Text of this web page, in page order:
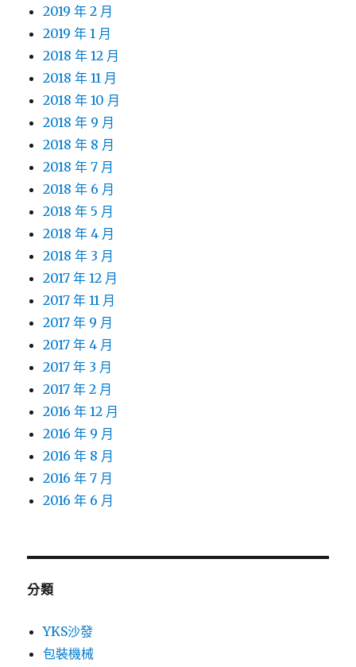
2019 年 2 月
2019 年 1 月
2018 年 12 月
2018 年 11 月
2018 年 10 月
2018 年 9 月
2018 年 8 月
2018 年 7 月
2018 年 6 月
2018 年 5 月
2018 年 4 月
2018 年 3 月
2017 年 12 月
2017 年 11 月
2017 年 9 月
2017 年 4 月
2017 年 3 月
2017 年 2 月
2016 年 12 月
2016 年 9 月
2016 年 8 月
2016 年 7 月
2016 年 6 月
分類
YKS沙發
包裝機械